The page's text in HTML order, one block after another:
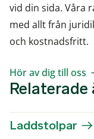
vid din sida. Våra
med allt från
och kostnadsfritt.
Hör av dig till oss
Relaterade
Laddstolpar